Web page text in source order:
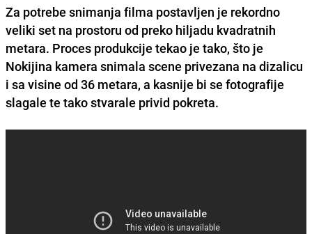
Za potrebe snimanja filma postavljen je rekordno
veliki set na prostoru od preko hiljadu kvadratnih
metara. Proces produkcije tekao je tako, što je
Nokijina kamera snimala scene privezana na dizalicu
i sa visine od 36 metara, a kasnije bi se fotografije
slagale te tako stvarale privid pokreta.